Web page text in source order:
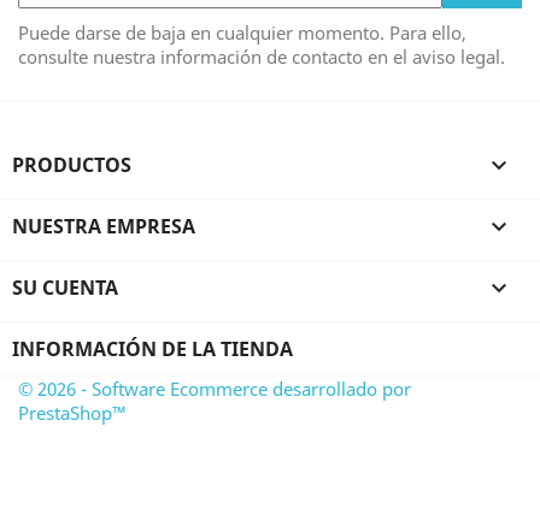
Puede darse de baja en cualquier momento. Para ello,
consulte nuestra información de contacto en el aviso legal.
PRODUCTOS 
NUESTRA EMPRESA 
SU CUENTA 
INFORMACIÓN DE LA TIENDA
© 2026 - Software Ecommerce desarrollado por
PrestaShop™